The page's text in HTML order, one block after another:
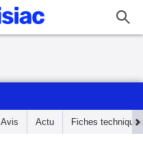
Avis Actu Fiches techniques